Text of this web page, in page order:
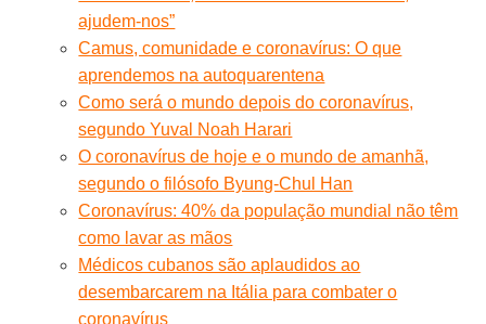
ajudem-nos”
Camus, comunidade e coronavírus: O que
aprendemos na autoquarentena
Como será o mundo depois do coronavírus,
segundo Yuval Noah Harari
O coronavírus de hoje e o mundo de amanhã,
segundo o filósofo Byung-Chul Han
Coronavírus: 40% da população mundial não têm
como lavar as mãos
Médicos cubanos são aplaudidos ao
desembarcarem na Itália para combater o
coronavírus